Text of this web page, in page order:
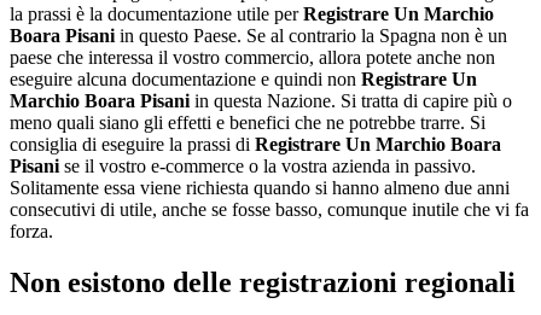
la prassi è la documentazione utile perRegistrare Un Marchio
Boara Pisani in questo Paese. Se al contrario la Spagna non è un
paese che interessa il vostro commercio, allora potete anche non
eseguire alcuna documentazione e quindi non Registrare Un
Marchio Boara Pisani in questa Nazione. Si tratta di capire più o
meno quali siano gli effetti e benefici che ne potrebbe trarre. Si
consiglia di eseguire la prassi di Registrare Un Marchio Boara
Pisani se il vostro e-commerce o la vostra azienda in passivo.
Solitamente essa viene richiesta quando si hanno almeno due anni
consecutivi di utile, anche se fosse basso, comunque inutile che vi fa
forza.
Non esistono delle registrazioni regionali